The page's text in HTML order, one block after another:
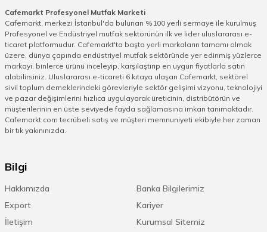
Cafemarkt Profesyonel Mutfak Marketi
Cafemarkt, merkezi İstanbul'da bulunan %100 yerli sermaye ile kurulmuş
Profesyonel ve Endüstriyel mutfak sektörünün ilk ve lider uluslararası e-
ticaret platformudur. Cafemarkt'ta başta yerli markaların tamamı olmak
üzere, dünya çapında endüstriyel mutfak sektöründe yer edinmiş yüzlerce
markayı, binlerce ürünü inceleyip, karşılaştırıp en uygun fiyatlarla satın
alabilirsiniz. Uluslararası e-ticareti 6 kıtaya ulaşan Cafemarkt, sektörel
sivil toplum derneklerindeki görevleriyle sektör gelişimi vizyonu, teknolojiyi
ve pazar değişimlerini hızlıca uygulayarak üreticinin, distribütörün ve
müşterilerinin en üste seviyede fayda sağlamasına imkan tanımaktadır.
Cafemarkt.com tecrübeli satış ve müşteri memnuniyeti ekibiyle her zaman
bir tık yakınınızda.
Bilgi
Hakkımızda
Banka Bilgilerimiz
Export
Kariyer
İletişim
Kurumsal Sitemiz